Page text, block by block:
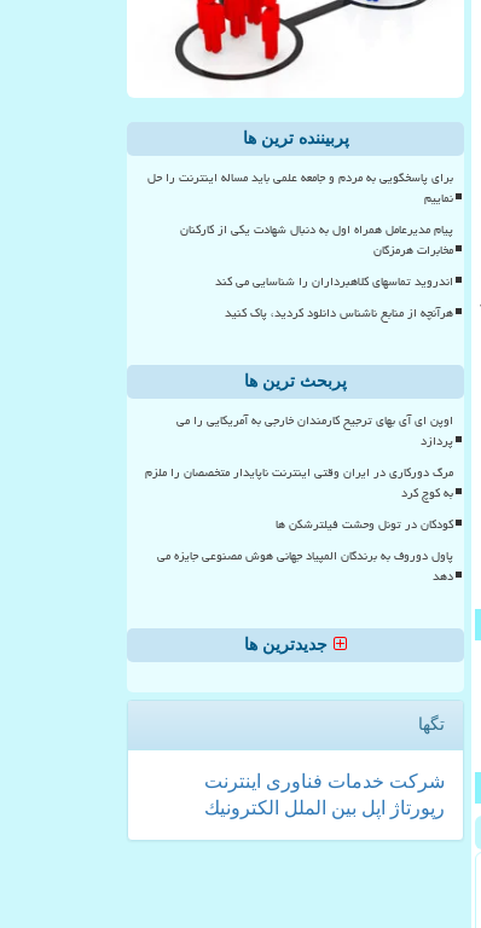
پربیننده ترین ها
برای پاسخگویی به مردم و جامعه علمی باید مساله اینترنت را حل
نماییم
پیام مدیرعامل همراه اول به دنبال شهادت یکی از کارکنان
مخابرات هرمزگان
اندروید تماسهای کلاهبرداران را شناسایی می کند
هرآنچه از منابع ناشناس دانلود کردید، پاک کنید
پربحث ترین ها
اوپن ای آی بهای ترجیح کارمندان خارجی به آمریکایی را می
پردازد
مرگ دورکاری در ایران وقتی اینترنت ناپایدار متخصصان را ملزم
به کوچ کرد
کودکان در تونل وحشت فیلترشکن ها
پاول دوروف به برندگان المپیاد جهانی هوش مصنوعی جایزه می
دهد
جدیدترین ها
تگها
شركت خدمات فناوری اینترنت
رپورتاژ
اپل بین الملل الكترونیك